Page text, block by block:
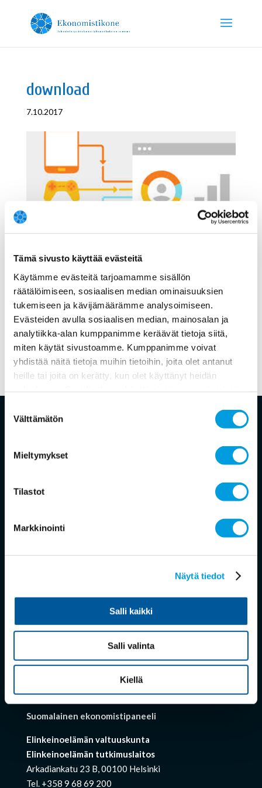
Tämä sivusto käyttää evästeitä
Käytämme evästeitä tarjoamamme sisällön
räätälöimiseen, sosiaalisen median ominaisuuksien
tukemiseen ja kävijämäärämme analysoimiseen.
Evästeiden avulla sosiaalisen median, mainosalan ja
analytiikka-alan kumppanimme keräävät tietoja siitä,
miten käytät sivustoamme. Kumppanimme voivat
yhdistää näitä tietoja muihin tietoihin, joita olet antanut
heille tai joita on kerätty, kun olet käyttänyt heidän
valinta
Välttämätön
Mieltymykset
Tilastot
Markkinointi
Näytä tiedot
Salli kaikki
Salli valinta
Kiellä
download
7.10.2017
Ekonomistikone
akateeminen asiantuntijapaneeli. Sen tarkoituksena
ajattelevat taloustieteen ja talouspolitiikan tärkeistä
aiheista. Se kertoo myös mistä kysymyksistä vallitsee
eroavat.
ja käytettävissä Creative Commons (
Kansainvälinen) – lisenssin ehtojen mukaisesti.
Ekonomistien antamat vastaukset eivät välttämättä
edusta heidän taustatahojensa kantoja.
Yhteystiedot
Suomalainen ekonomistipaneeli
Elinkeinoelämän valtuuskunta
Elinkeinoelämän tutkimuslaitos
Arkadiankatu 23 B, 00100 Helsinki
Tel. +358 9 68 69 200